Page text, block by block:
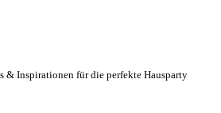
& Inspirationen für die perfekte Hausparty